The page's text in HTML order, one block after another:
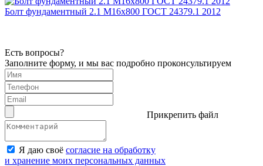
Болт фундаментный 2.1 М16х800 ГОСТ 24379.1 2012
Есть вопросы?
Заполните форму, и мы вас подробно проконсультируем
Прикрепить файл
Я даю своё согласие на обработку
и хранение моих персональных данных